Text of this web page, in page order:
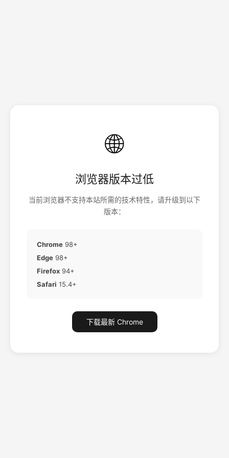
🌐
浏览器版本过低
当前浏览器不支持本站所需的技术特性，请升级到以下
版本：
Chrome 98+
Edge 98+
Firefox 94+
Safari 15.4+
下载最新 Chrome